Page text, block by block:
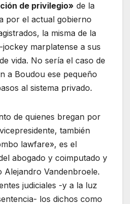
de privilegio» de la
por el actual gobierno
la misma de la
marplatense a sus
vida. No sería el caso de
a Boudou ese pequeño
al sistema privado.
de quienes bregan por
también
lawfare», es el
abogado y coimputado y
Alejandro Vandenbroele.
judiciales -y a la luz
los dichos como